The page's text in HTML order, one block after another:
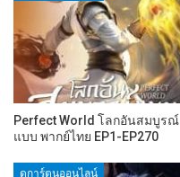
Perfect World โลกอันสมบูรณ์
แบบ พากย์ไทย EP1-EP270
ดูการ์ตูนออนไลน์